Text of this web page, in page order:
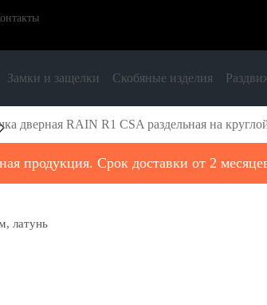
Замки и защелки Скобяные изделия
дверная RAIN R1 CSA раздельная на
продукция. Срок доставки от 2
латунь